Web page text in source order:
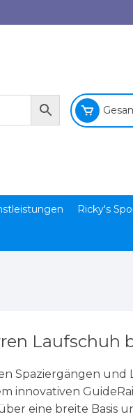
Ricky's
Laufschuh
Spaziergängen und
innovativen
eine breite Basis